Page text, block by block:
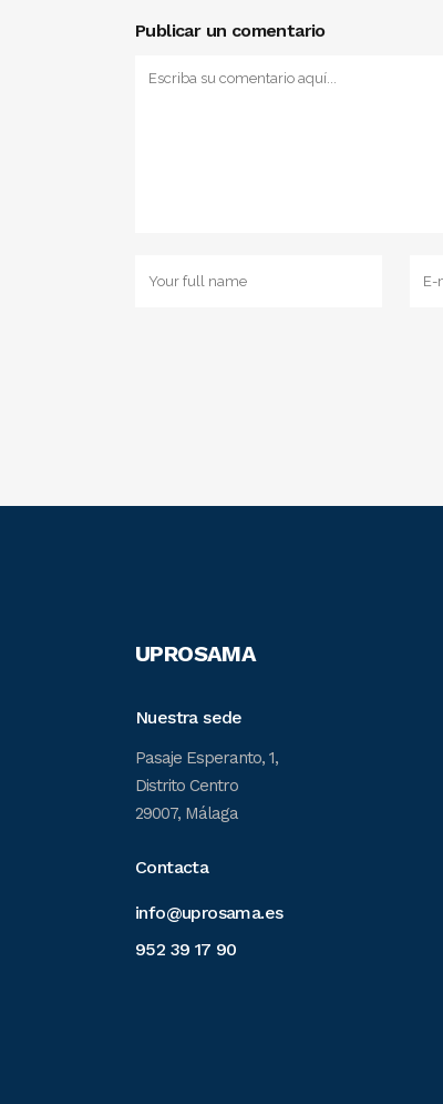
Publicar un comentario
UPROSAMA
Nuestra sede
Pasaje Esperanto, 1,
Distrito Centro
29007, Málaga
Contacta
info@uprosama.es
952 39 17 90